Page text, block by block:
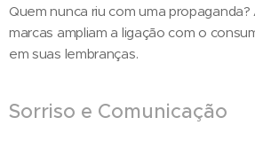
Quem nunca riu com uma
marcas ampliam a ligação com o
em suas lembranças.
Sorriso e Comunicação